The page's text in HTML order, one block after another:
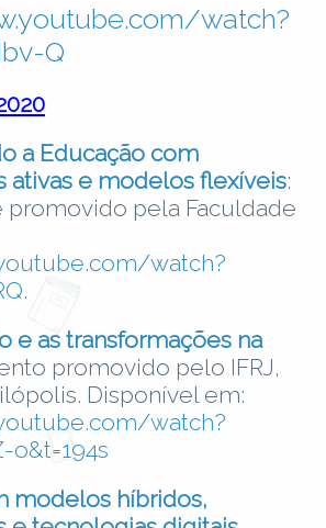
watch?
Q
a Educação com
ativas e modelos flexíveis:
promovido pela Faculdade
watch?
.
e as transformações na
promovido pelo IFRJ,
Disponível em:
watch?
o&t=194s
modelos híbridos,